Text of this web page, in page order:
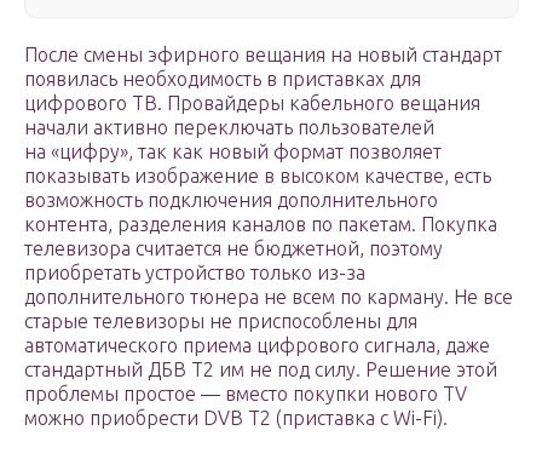
После смены эфирного вещания на новый стандарт
появилась необходимость в приставках для
цифрового ТВ. Провайдеры кабельного вещания
начали активно переключать пользователей
на «цифру», так как новый формат позволяет
показывать изображение в высоком качестве, есть
возможность подключения дополнительного
контента, разделения каналов по пакетам. Покупка
телевизора считается не бюджетной, поэтому
приобретать устройство только из-за
дополнительного тюнера не всем по карману. Не все
старые телевизоры не приспособлены для
автоматического приема цифрового сигнала, даже
стандартный ДБВ Т2 им не под силу. Решение этой
проблемы простое — вместо покупки нового TV
можно приобрести DVB T2 (приставка с Wi-Fi).